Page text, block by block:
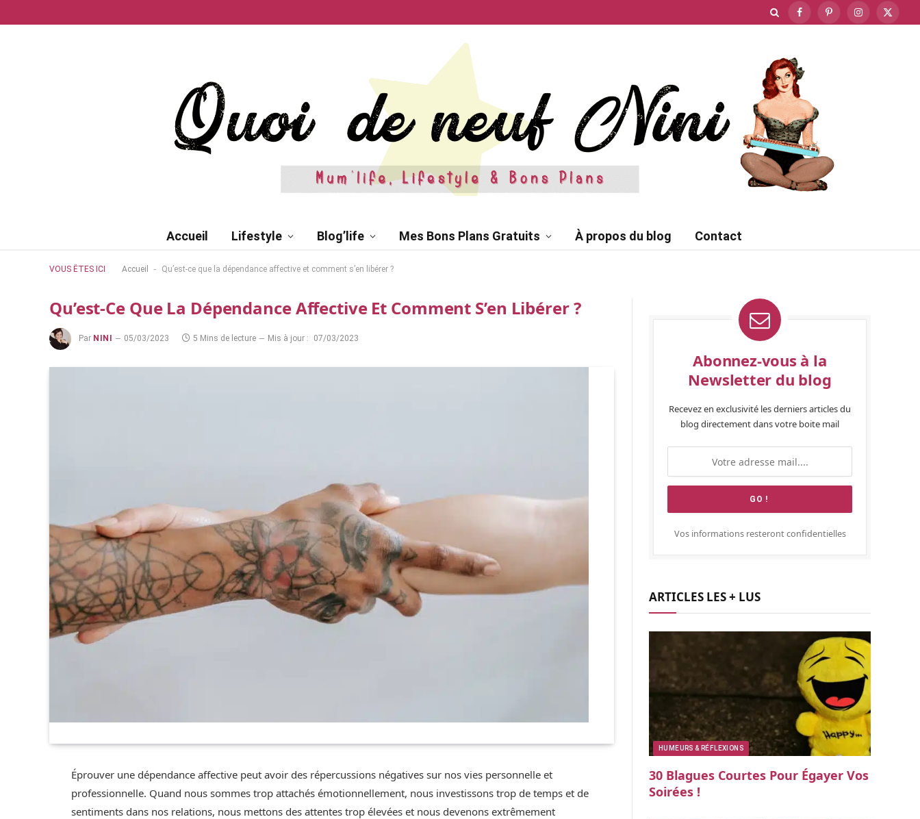
FacebookPinterestInstagram
X
Accueil Lifestyle Blog’life Mes Bons Plans Gratuits À propos du blog Contact
VOUS ÊTES ICI Accueil - Qu’est-ce que la dépendance affective et comment s’en libérer ?
Qu’est-Ce Que La Dépendance Affective Et Comment S’en Libérer ?
Par NINI 05/03/2023 5 Mins de lecture Mis à jour : 07/03/2023
Éprouver une dépendance affective peut avoir des répercussions négatives sur nos vies personnelle et
professionnelle. Quand nous sommes trop attachés émotionnellement, nous investissons trop de temps et de
sentiments dans nos relations, nous mettons des attentes trop élevées et nous devenons extrêmement
Abonnez-vous à la
Newsletter du blog
Recevez en exclusivité les derniers articles du
blog directement dans votre boite mail
Vos informations resteront confidentielles
ARTICLES LES + LUS
HUMEURS & RÉFLEXIONS
30 Blagues Courtes Pour Égayer Vos
Soirées !